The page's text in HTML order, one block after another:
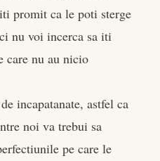
promit ca le poti sterge
nu voi incerca sa iti
care nu au nicio
incapatanate, astfel ca
noi va trebui sa
pe care le